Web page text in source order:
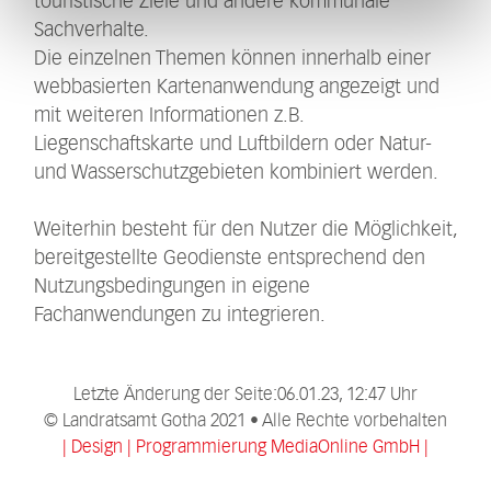
Sachverhalte.
Die einzelnen Themen können innerhalb einer
webbasierten Kartenanwendung angezeigt und
mit weiteren Informationen z.B.
Liegenschaftskarte und Luftbildern oder Natur-
und Wasserschutzgebieten kombiniert werden.
Weiterhin besteht für den Nutzer die Möglichkeit,
bereitgestellte Geodienste entsprechend den
Nutzungsbedingungen in eigene
Fachanwendungen zu integrieren.
Letzte Änderung der Seite:06.01.23, 12:47 Uhr
­­© Landratsamt Gotha 2021 • Alle Rechte vorbehalten
| Design | Programmierung MediaOnline GmbH |